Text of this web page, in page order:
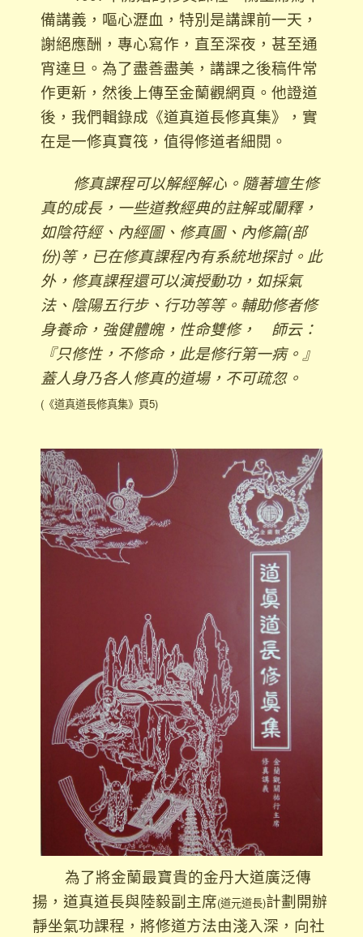
備講義，嘔心瀝血，特別是講課前一天，
謝絕應酬，專心寫作，直至深夜，甚至通
宵達旦。為了盡善盡美，講課之後稿件常
作更新，然後上傳至金蘭觀網頁。他證道
後，我們輯錄成《道真道長修真集》，實
在是一修真寶筏，值得修道者細閱。
修真課程可以解經解心。隨著壇生修
真的成長，一些道教經典的註解或闡釋，
如陰符經、內經圖、修真圖、內修篇(部
份)等，已在修真課程內有系統地探討。此
外，修真課程還可以演授動功，如採氣
法、陰陽五行步、行功等等。輔助修者修
身養命，強健體魄，性命雙修， 師云：
『只修性，不修命，此是修行第一病。』
蓋人身乃各人修真的道場，不可疏忽。
(《道真道長修真集》頁5)
為了將金蘭最寶貴的金丹大道廣泛傳
揚，道真道長與陸毅副主席(道元道長)計劃開辦
靜坐氣功課程，將修道方法由淺入深，向社